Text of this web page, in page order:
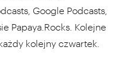
Google Podcasts,
Papaya.Rocks. Kolejne
kolejny czwartek.